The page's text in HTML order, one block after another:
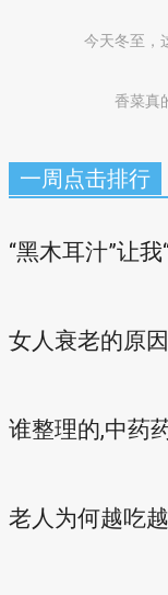
今天冬至，
香菜真
一周点击排行
“黑木耳汁”让
女人衰老的原
谁整理的,中药
老人为何越吃